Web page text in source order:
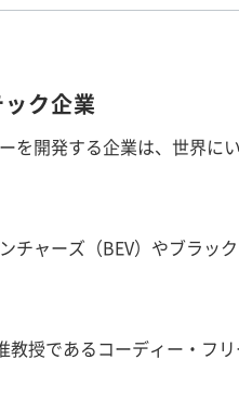
ク企業
を開発する企業は、世界に
チャーズ（BEV）やブラッ
授であるコーディー・フ